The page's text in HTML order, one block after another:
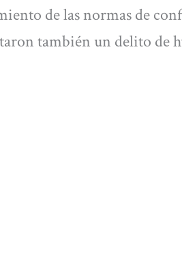
de las normas de
también un delito de